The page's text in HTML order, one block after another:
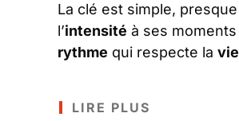
La clé est simple, presque
l’intensité à ses moments
rythme qui respecte la vie
LIRE PLUS